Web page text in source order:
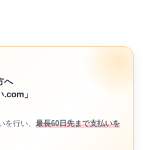
へ
」
を行い、 最長60日先まで支払いを